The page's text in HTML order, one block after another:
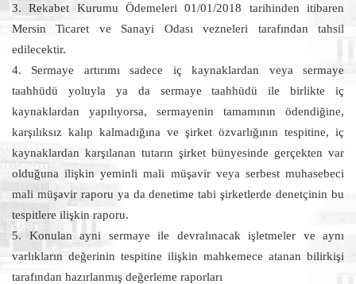
3. Rekabet Kurumu Ödemeleri 01/01/2018 tarihinden itibaren
Mersin Ticaret ve Sanayi Odası vezneleri tarafından tahsil
edilecektir.
4. Sermaye artırımı sadece iç kaynaklardan veya sermaye
taahhüdü yoluyla ya da sermaye taahhüdü ile birlikte iç
kaynaklardan yapılıyorsa, sermayenin tamamının ödendiğine,
karşılıksız kalıp kalmadığına ve şirket özvarlığının tespitine, iç
kaynaklardan karşılanan tutarın şirket bünyesinde gerçekten var
olduğuna ilişkin yeminli mali müşavir veya serbest muhasebeci
mali müşavir raporu ya da denetime tabi şirketlerde denetçinin bu
tespitlere ilişkin raporu.
5. Konulan ayni sermaye ile devralınacak işletmeler ve aynı
varlıkların değerinin tespitine ilişkin mahkemece atanan bilirkişi
tarafından hazırlanmış değerleme raporları